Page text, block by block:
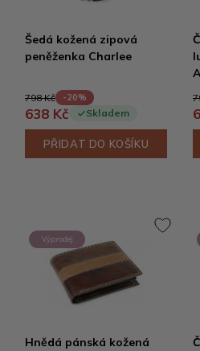
Šedá kožená zipová
peněženka Charlee
798 Kč -20%
638 Kč Skladem
PŘIDAT DO KOŠÍKU
Výprodej
Hnědá pánská kožená